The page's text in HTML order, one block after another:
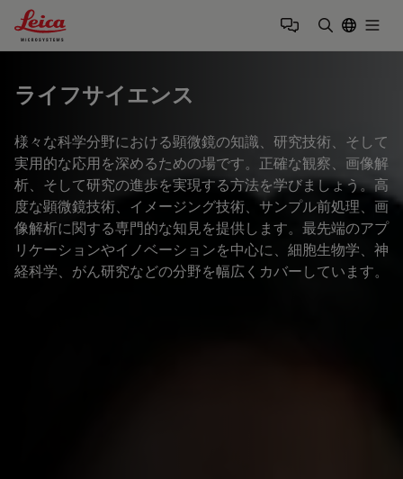
Leica Microsystems Logo
ライフサイエンス
様々な科学分野における顕微鏡の知識、研究技術、そして
実用的な応用を深めるための場です。正確な観察、画像解
析、そして研究の進歩を実現する方法を学びましょう。高
度な顕微鏡技術、イメージング技術、サンプル前処理、画
像解析に関する専門的な知見を提供します。最先端のアプ
リケーションやイノベーションを中心に、細胞生物学、神
経科学、がん研究などの分野を幅広くカバーしています。